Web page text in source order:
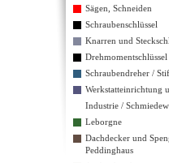
Sägen, Schneiden
Schraubenschlüssel
Knarren und
Drehmomentschlüssel
Schraubendreher /
Werkstatteinrichtung
Industrie /
Leborgne
Dachdecker und
Peddinghaus